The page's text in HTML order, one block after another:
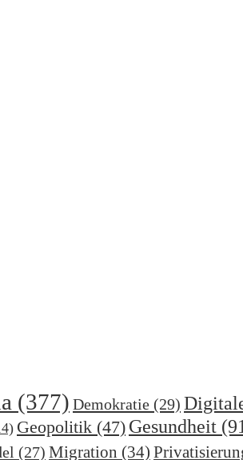
(377) Demokratie (29)
Geopolitik (47) Gesundheit
(27) Migration (34)